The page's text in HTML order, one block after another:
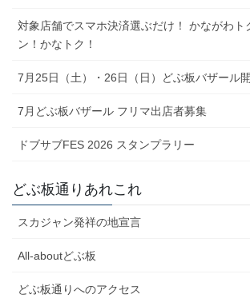
対象店舗でスマホ決済選ぶだけ！ かながわト
ン！かなトク！
7月25日（土）・26日（日）どぶ板バザール開
7月どぶ板バザール フリマ出店者募集
ドブサブFES 2026 スタンプラリー
どぶ板通りあれこれ
スカジャン発祥の地宣言
All-aboutどぶ板
どぶ板通りへのアクセス